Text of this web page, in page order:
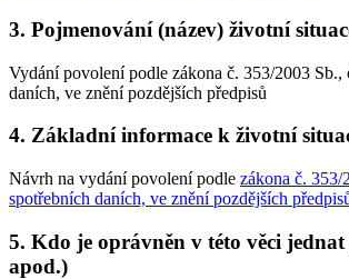
3. Pojmenování (název) životní
Vydání povolení podle zákona č. 353/2003 Sb.,
daních, ve znění pozdějších předpisů
4. Základní informace k životní
Návrh na vydání povolení podle zákona č. 353/
spotřebních daních, ve znění pozdějších
5. Kdo je oprávněn v této věci
apod.)